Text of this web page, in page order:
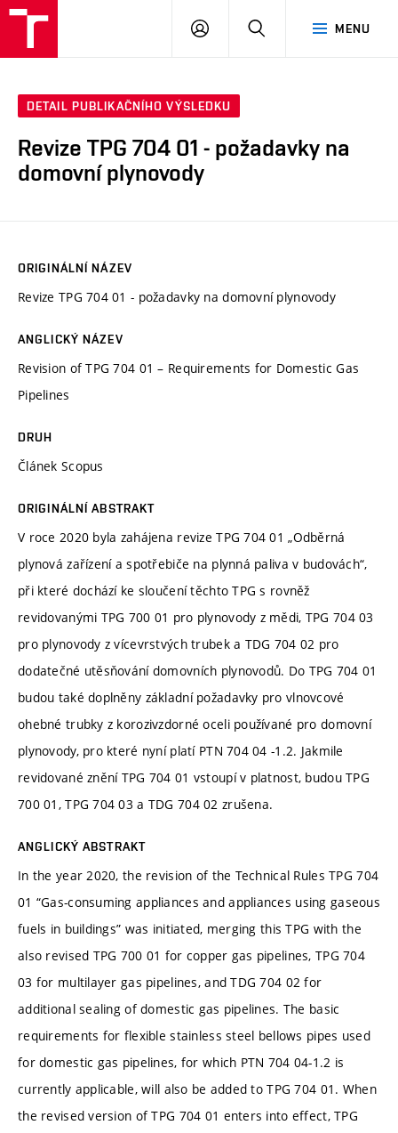
MENU
PŘIHLÁSIT
DETAIL PUBLIKAČNÍHO VÝSLEDKU
Revize TPG 704 01 - požadavky na
domovní plynovody
ORIGINÁLNÍ NÁZEV
Revize TPG 704 01 - požadavky na domovní plynovody
ANGLICKÝ NÁZEV
Revision of TPG 704 01 – Requirements for Domestic Gas
Pipelines
DRUH
Článek Scopus
ORIGINÁLNÍ ABSTRAKT
V roce 2020 byla zahájena revize TPG 704 01 „Odběrná
plynová zařízení a spotřebiče na plynná paliva v budovách“,
při které dochází ke sloučení těchto TPG s rovněž
revidovanými TPG 700 01 pro plynovody z mědi, TPG 704 03
pro plynovody z vícevrstvých trubek a TDG 704 02 pro
dodatečné utěsňování domovních plynovodů. Do TPG 704 01
budou také doplněny základní požadavky pro vlnovcové
ohebné trubky z korozivzdorné oceli používané pro domovní
plynovody, pro které nyní platí PTN 704 04 -1.2. Jakmile
revidované znění TPG 704 01 vstoupí v platnost, budou TPG
700 01, TPG 704 03 a TDG 704 02 zrušena.
ANGLICKÝ ABSTRAKT
In the year 2020, the revision of the Technical Rules TPG 704
01 “Gas-consuming appliances and appliances using gaseous
fuels in buildings” was initiated, merging this TPG with the
also revised TPG 700 01 for copper gas pipelines, TPG 704
03 for multilayer gas pipelines, and TDG 704 02 for
additional sealing of domestic gas pipelines. The basic
requirements for flexible stainless steel bellows pipes used
for domestic gas pipelines, for which PTN 704 04-1.2 is
currently applicable, will also be added to TPG 704 01. When
the revised version of TPG 704 01 enters into effect, TPG